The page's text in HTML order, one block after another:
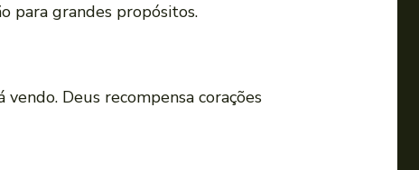
para grandes propósitos.
Deus recompensa corações